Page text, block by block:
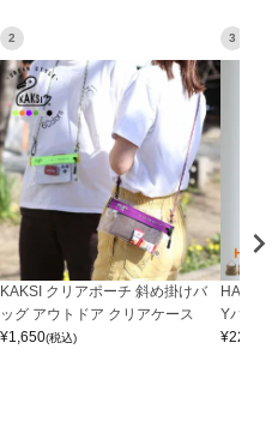
2
KAKSI クリアポーチ 斜め掛けバ
ッグ アウトドア クリアケース
¥1,650(税込)
3
Yバッグ
¥22,000